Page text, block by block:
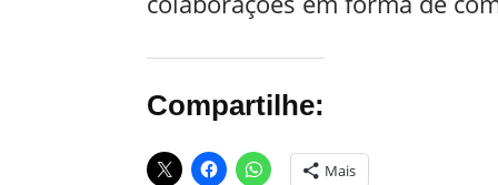
Compartilhe:
Mais